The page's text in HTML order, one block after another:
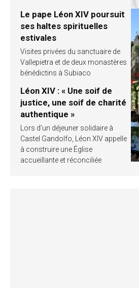
Le pape Léon XIV poursuit
ses haltes spirituelles
estivales
Visites privées du sanctuaire de
Vallepietra et de deux monastères
bénédictins à Subiaco
Léon XIV : « Une soif de
justice, une soif de charité
authentique »
Lors d’un déjeuner solidaire à
Castel Gandolfo, Léon XIV appelle
à construire une Église
accueillante et réconciliée